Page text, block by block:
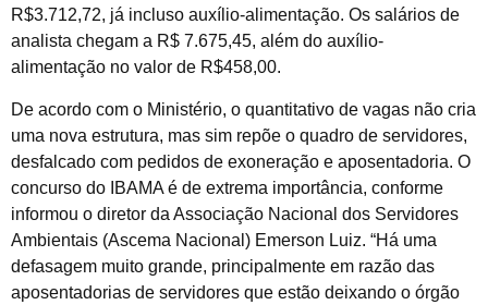
R$3.712,72, já incluso auxílio-alimentação. Os salários de
analista chegam a R$ 7.675,45, além do auxílio-
alimentação no valor de R$458,00.
De acordo com o Ministério, o quantitativo de vagas não cria
uma nova estrutura, mas sim repõe o quadro de servidores,
desfalcado com pedidos de exoneração e aposentadoria. O
concurso do IBAMA é de extrema importância, conforme
informou o diretor da Associação Nacional dos Servidores
Ambientais (Ascema Nacional) Emerson Luiz. “Há uma
defasagem muito grande, principalmente em razão das
aposentadorias de servidores que estão deixando o órgão